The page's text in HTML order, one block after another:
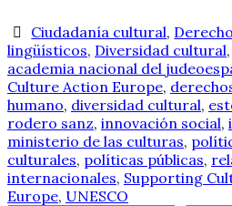
Ciudadanía cultural,
lingüísticos, Diversidad cultural,
academia nacional del
Culture Action Europe,
humano, diversidad cultural,
rodero sanz, innovación social,
ministerio de las culturas,
culturales, políticas públicas,
internacionales, Supporting
Europe, UNESCO